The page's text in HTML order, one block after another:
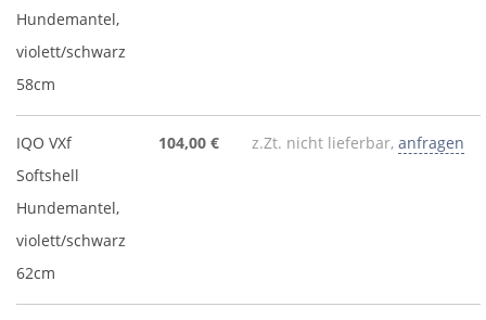
Hundemantel,
violett/schwarz
58cm
IQO VXf
Softshell
Hundemantel,
violett/schwarz
62cm
104,00 € z.Zt. nicht lieferbar, anfragen